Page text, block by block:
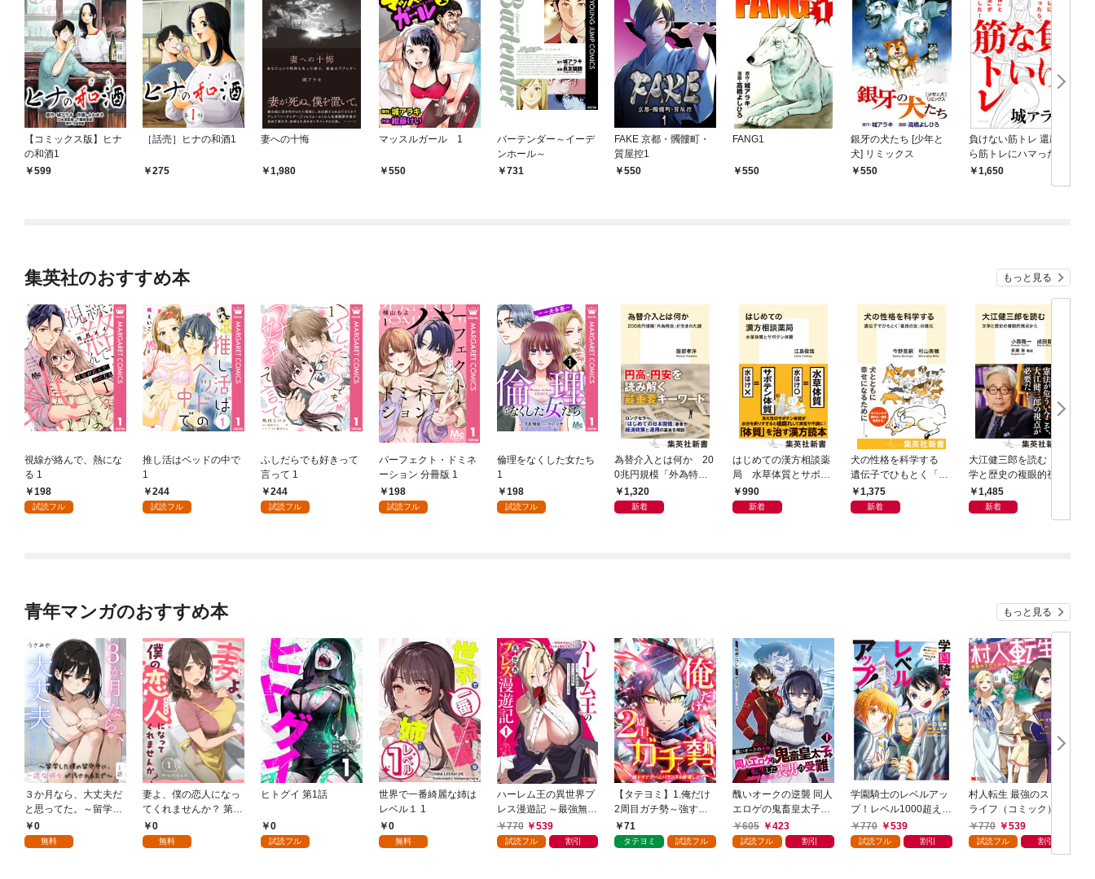
【コミックス版】ヒナ
の和酒1
599
［話売］ヒナの和酒1
275
妻への十悔
1,980
マッスルガール 1
550
バーテンダー～イーデ
ンホール～
731
FAKE 京都・髑髏町・
質屋控1
550
FANG1
550
銀牙の犬たち [少年と
犬] リミックス
550
負けない筋トレ 還暦か
ら筋トレにハマった
ら、「肉体」と「人
1,650
集英社のおすすめ本 もっと見る
視線が絡んで、熱にな
る 1
198
試読フル
推し活はベッドの中で
1
244
試読フル
ふしだらでも好きって
言って 1
244
試読フル
パーフェクト・ドミネ
ーション 分冊版 1
198
試読フル
倫理をなくした女たち
1
198
試読フル
為替介入とは何か 20
0兆円規模「外為特
会」が生まれた謎
1,320
新着
はじめての漢方相談薬
局 水草体質とサボテ
ン体質
990
新着
犬の性格を科学する
遺伝子でひもとく「最
良の友」の進化
1,375
新着
大江健三郎を読む 文
学と歴史の複眼的視点
から1,485
新着
青年マンガのおすすめ本 もっと見る
３か月なら、大丈夫だ
と思ってた。～留学し
た僕の留守中に、一途
な彼女が汚されるまで
0
無料
妻よ、僕の恋人になっ
てくれませんか？ 第1
話0
無料
ヒトグイ 第1話
0
試読フル
世界で一番綺麗な姉は
レベル１ 1
0
無料
ハーレム王の異世界プ
レス漫遊記 ～最強無双
のおじさんはあらゆる
種族を嫁にする～（コ
770 539
試読フル 割引
【タテヨミ】1.俺だけ
2周目ガチ勢～強すぎ
てゲームバランスを破
壊した～
71
タテヨミ 試読フル
醜いオークの逆襲 同人
エロゲの鬼畜皇太子に
転生した喪男の受難
（コミック） 1
605 423
試読フル 割引
学園騎士のレベルアッ
プ！レベル1000超えの
転生者、落ちこぼれク
ラスに入学。そして、
770 539
試読フル 割引
村人転生 最強のスロー
ライフ（コミック） 1
770
539
試読フル 割引